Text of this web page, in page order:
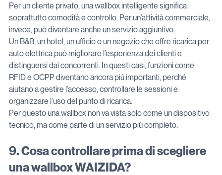
Per un cliente privato, una wallbox intelligente significa
soprattutto comodità e controllo. Per un’attività commerciale,
invece, può diventare anche un servizio aggiuntivo.
Un B&B, un hotel, un ufficio o un negozio che offre ricarica per
auto elettrica può migliorare l’esperienza dei clienti e
distinguersi dai concorrenti. In questi casi, funzioni come
RFID e OCPP diventano ancora più importanti, perché
aiutano a gestire l’accesso, controllare le sessioni e
organizzare l’uso del punto di ricarica.
Per questo una wallbox non va vista solo come un dispositivo
tecnico, ma come parte di un servizio più completo.
9. Cosa controllare prima di scegliere
una wallbox WAIZIDA?